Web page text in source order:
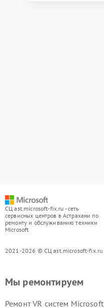
СЦ ast.microsoft-fix.ru - сеть
сервисных центров в Астрахани по
ремонту и обслуживанию техники
Microsoft
2021-2026 © СЦ ast.microsoft-fix.ru
Мы ремонтируем
Ремонт VR систем Microsoft